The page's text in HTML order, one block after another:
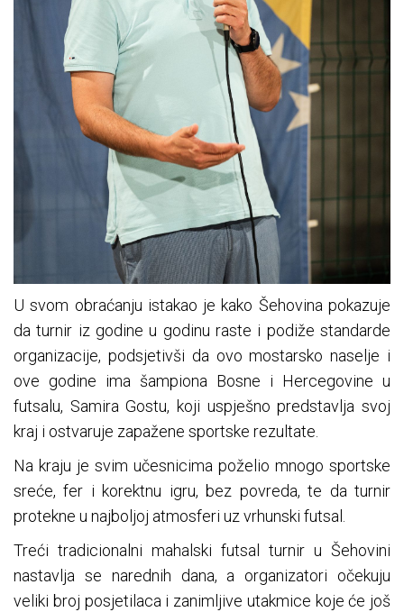
U svom obraćanju istakao je kako Šehovina pokazuje
da turnir iz godine u godinu raste i podiže standarde
organizacije, podsjetivši da ovo mostarsko naselje i
ove godine ima šampiona Bosne i Hercegovine u
futsalu, Samira Gostu, koji uspješno predstavlja svoj
kraj i ostvaruje zapažene sportske rezultate.
Na kraju je svim učesnicima poželio mnogo sportske
sreće, fer i korektnu igru, bez povreda, te da turnir
protekne u najboljoj atmosferi uz vrhunski futsal.
Treći tradicionalni mahalski futsal turnir u Šehovini
nastavlja se narednih dana, a organizatori očekuju
veliki broj posjetilaca i zanimljive utakmice koje će još